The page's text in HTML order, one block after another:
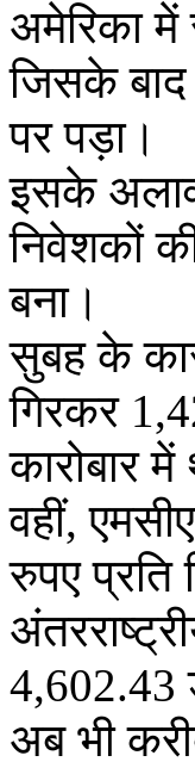
अमेरिका
जिसके
पर पड़ा।
इसके
निवेशकों
बना।
सुबह के
गिरकर
कारोबार
वहीं,
रुपए प्रति
4,602.43
अब भी